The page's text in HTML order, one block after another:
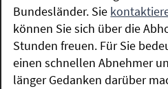
Bundesländer. Sie
können Sie sich über die
Stunden freuen. Für Sie
einen schnellen Abnehmer
länger Gedanken darüber